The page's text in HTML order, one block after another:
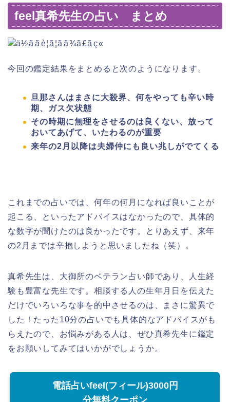
feel真希先生の占い まとめ
今回の鑑定結果をまとめると次のようになります。
旦那さんはまさに大殺界、何をやっても辛い時
期、ガス欠状態
その時期に無理をさせるのは良くない、放って
おいてあげて、いたわるのが重要
来年の2月以降は夫婦仲にも良い兆しがでてくる
これまでの占いでは、何年の何月になれば良いことが
起こる、といったアドバイスはなかったので、具体的
な数字が聞けたのは良かったです。とりあえず、来年
の2月までは辛抱しようと思いましたね（笑）。
真希先生は、大御所のベテラン占い師であり、人生経
験も豊富な先生です。相談する人の生年月日を伝えた
だけでいろいろな事を的中させるのは、まさに驚異で
した！たった10分の占いでも具体的なアドバイスがも
らえたので、お悩みがある人は、ぜひ真希先生に鑑定
をお願いしてみてはいかがでしょうか。
電話占いfeel(フィール)3000円
分無料クーポン